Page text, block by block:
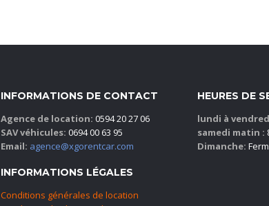
INFORMATIONS DE CONTACT
Agence de location: 0594 20 27 06
SAV véhicules: 0694 00 63 95
Email: agence@xgorentcar.com
INFORMATIONS LÉGALES
Conditions générales de location
HEURES DE
lundi à
samedi matin :
Dimanche: